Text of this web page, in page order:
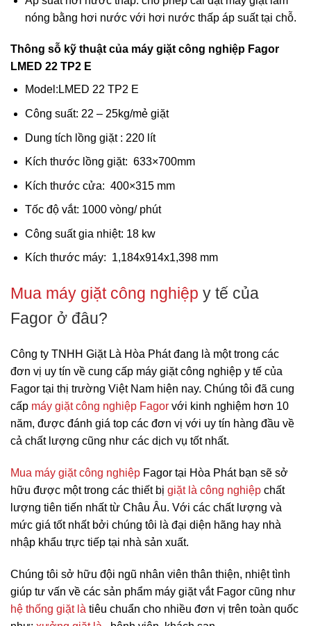
nóng bằng hơi nước với hơi nước thấp áp suất tại chỗ.
Thông sỗ kỹ thuật của máy giặt công nghiệp Fagor
LMED 22 TP2 E
Model:LMED 22 TP2 E
Công suất: 22 – 25kg/mẻ giặt
Dung tích lồng giặt : 220 lít
Kích thước lồng giặt: 633×700mm
Kích thước cửa: 400×315 mm
Tốc độ vắt: 1000 vòng/ phút
Công suất gia nhiệt: 18 kw
Kích thước máy: 1,184x914x1,398 mm
Mua máy giặt công nghiệp y tế của
Fagor ở đâu?
Công ty TNHH Giặt Là Hòa Phát đang là một trong các
đơn vị uy tín về cung cấp máy giặt công nghiệp y tế của
Fagor tại thị trường Việt Nam hiện nay. Chúng tôi đã cung
cấp máy giặt công nghiệp Fagor với kinh nghiệm hơn 10
năm, được đánh giá top các đơn vị với uy tín hàng đầu về
cả chất lượng cũng như các dịch vụ tốt nhất.
Mua máy giặt công nghiệp Fagor tại Hòa Phát bạn sẽ sở
hữu được một trong các thiết bị giặt là công nghiệp chất
lượng tiên tiến nhất từ Châu Âu. Với các chất lượng và
mức giá tốt nhất bởi chúng tôi là đại diện hãng hay nhà
nhập khẩu trực tiếp tại nhà sản xuất.
Chúng tôi sở hữu đội ngũ nhân viên thân thiện, nhiệt tình
giúp tư vấn về các sản phẩm máy giặt vắt Fagor cũng như
hệ thống giặt là tiêu chuẩn cho nhiều đơn vị trên toàn quốc